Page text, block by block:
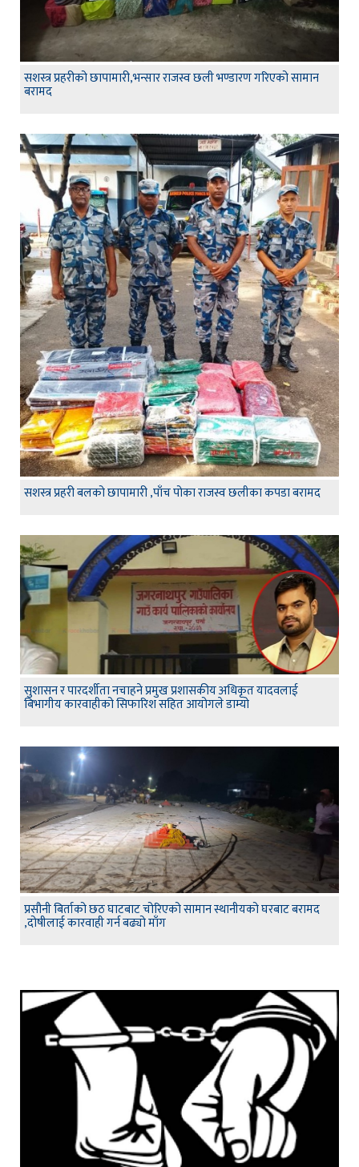
सशस्त्र प्रहरीको छापामारी,भन्सार राजस्व छली भण्डारण गरिएको सामान
बरामद
सशस्त्र प्रहरी बलको छापामारी ,पाँच पोका राजस्व छलीका कपडा बरामद
सुशासन र पारदर्शीता नचाहने प्रमुख प्रशासकीय अधिकृत यादवलाई
बिभागीय कारवाहीको सिफारिश सहित आयोगले डाम्यो
प्रसौनी बिर्ताको छठ घाटबाट चोरिएको सामान स्थानीयको घरबाट बरामद
,दोषीलाई कारवाही गर्न बढ्यो माँग